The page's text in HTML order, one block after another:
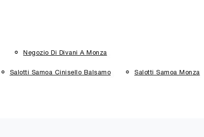
Negozio Di Divani A Monza
Salotti Samoa Cinisello Balsamo Salotti Samoa Monza